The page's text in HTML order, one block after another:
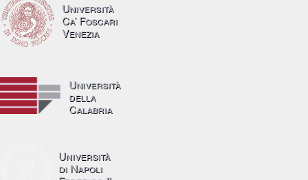
Università
Ca’ Foscari
Venezia
Università
della
Calabria
Università
di Napoli